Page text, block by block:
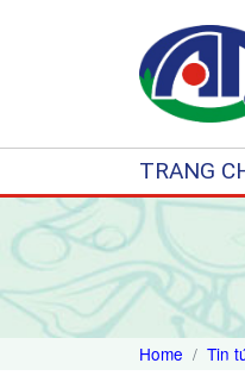
TRANG
Home Tin